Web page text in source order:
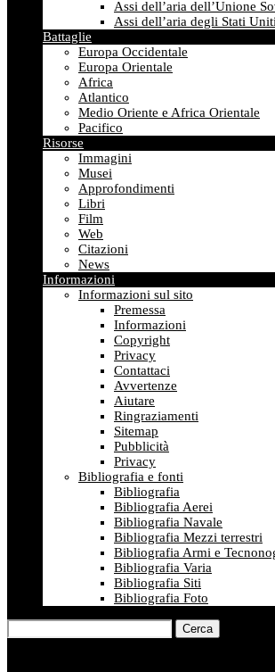
Assi dell’aria dell’Unione
Assi dell’aria degli Stati Uniti
Battaglie
Europa Occidentale
Europa Orientale
Africa
Atlantico
Medio Oriente e Africa Orientale
Pacifico
Risorse
Immagini
Musei
Approfondimenti
Libri
Film
Web
Citazioni
News
Informazioni
Informazioni sul sito
Premessa
Informazioni
Copyright
Privacy
Contattaci
Avvertenze
Aiutare
Ringraziamenti
Sitemap
Pubblicità
Privacy
Bibliografia e fonti
Bibliografia
Bibliografia Aerei
Bibliografia Navale
Bibliografia Mezzi terrestri
Bibliografia Armi e
Bibliografia Varia
Bibliografia Siti
Bibliografia Foto
Cerca